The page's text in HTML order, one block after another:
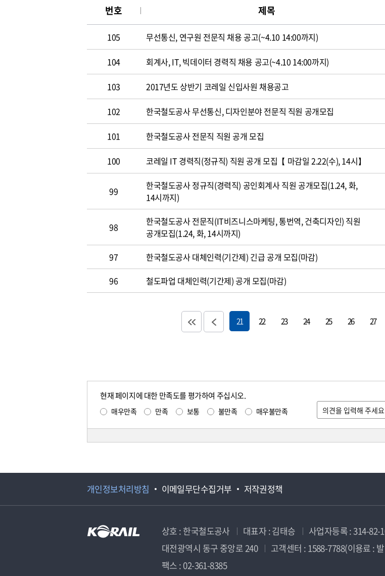
번호 제목
105 무선통신, 연구원 전문직 채용 공고(~4.10 14:00까지)
104 회계사, IT, 빅데이터 경력직 채용 공고(~4.10 14:00까지)
103 2017년도 상반기 코레일 신입사원 채용공고
102 한국철도공사 무선통신, 디자인분야 전문직 직원 공개모집
101 한국철도공사 전문직 직원 공개 모집
100 코레일 IT 경력직(정규직) 직원 공개 모집【 마감일 2.22(수), 14시】
99
한국철도공사 정규직(경력직) 공인회계사 직원 공개모집(1.24, 화,
14시까지)
98
한국철도공사 전문직(IT비즈니스마케팅, 통번역, 건축디자인) 직원
공개모집(1.24, 화, 14시까지)
97 한국철도공사 대체인력(기간제) 긴급 공개 모집(마감)
96
철도파업 대체인력(기간제) 공개 모집(마감)
21 22 23 24 25 26 27
현재 페이지에 대한 만족도를 평가하여 주십시오.
매우만족 만족 보통 불만족 매우불만족
개인정보처리방침 이메일무단수집거부 저작권정책
상호 : 한국철도공사 대표자 : 김태승 사업자등록 : 314-82-
대전광역시 동구 중앙로 240
고객센터 : 1588-7788(이용료 :
팩스 : 02-361-8385